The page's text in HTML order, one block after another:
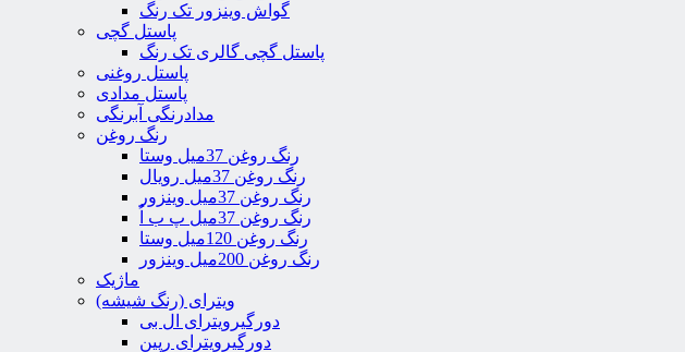
گواش وینزور تک رنگ
پاستل گچی
پاستل گچی گالری تک رنگ
پاستل روغنی
پاستل مدادی
مدادرنگی آبرنگی
رنگ روغن
رنگ روغن 37میل وستا
رنگ روغن 37میل رویال
رنگ روغن 37میل وینزور
رنگ روغن 37میل پ ب اُ
رنگ روغن 120میل وستا
رنگ روغن 200میل وینزور
ماژیک
ویترای (رنگ شیشه)
دورگیرویترای ال بی
دورگیرویترای رپین